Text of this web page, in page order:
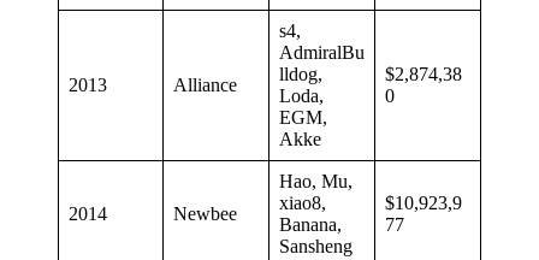
2013 Alliance
s4,
AdmiralBu
lldog,
Loda,
EGM,
Akke
$2,874,38
0
2014 Newbee
Hao, Mu,
xiao8,
Banana,
Sansheng
$10,923,9
77